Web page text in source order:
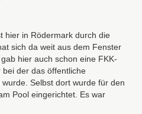
hier in Rödermark durch die
sich da weit aus dem Fenster
hier auch schon eine FKK-
bei der das öffentliche
Selbst dort wurde für den
Pool eingerichtet. Es war